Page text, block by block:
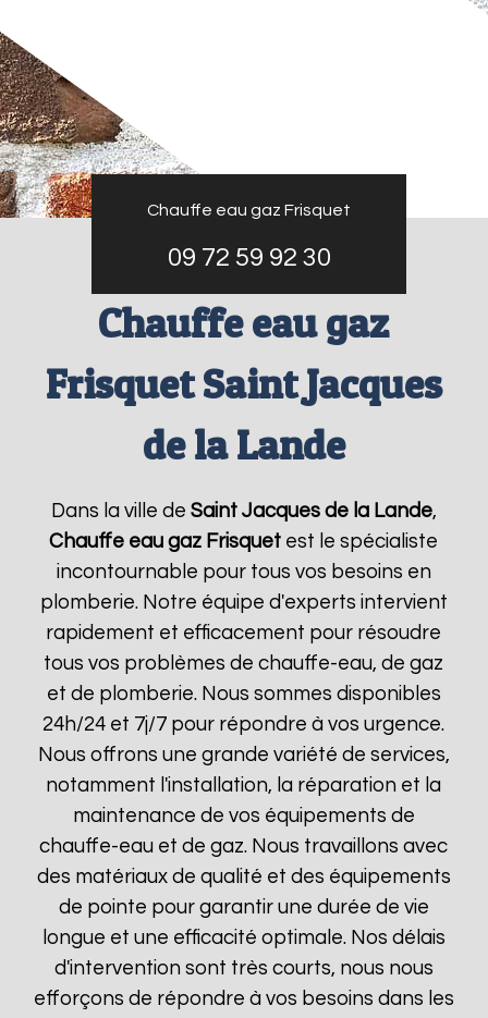
Chauffe eau gaz Frisquet
09 72 59 92 30
Chauffe eau gaz
Frisquet Saint Jacques
de la Lande
Dans la ville de Saint Jacques de la Lande,
Chauffe eau gaz Frisquet est le spécialiste
incontournable pour tous vos besoins en
plomberie. Notre équipe d'experts intervient
rapidement et efficacement pour résoudre
tous vos problèmes de chauffe-eau, de gaz
et de plomberie. Nous sommes disponibles
24h/24 et 7j/7 pour répondre à vos urgence.
Nous offrons une grande variété de services,
notamment l'installation, la réparation et la
maintenance de vos équipements de
chauffe-eau et de gaz. Nous travaillons avec
des matériaux de qualité et des équipements
de pointe pour garantir une durée de vie
longue et une efficacité optimale. Nos délais
d'intervention sont très courts, nous nous
efforçons de répondre à vos besoins dans les